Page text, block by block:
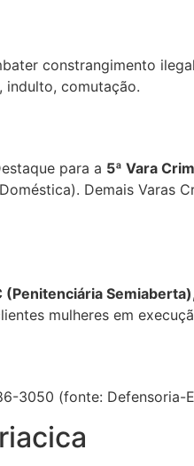
constrangimento
indulto, comutação.
para a 5ª Vara
Demais Varas
(Penitenciária Semiaberta),
mulheres em
3050 (fonte: Defensoria-